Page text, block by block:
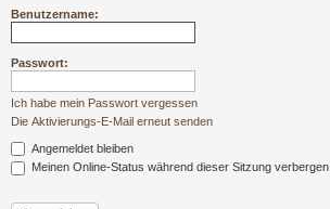
Benutzername:
Passwort:
Ich habe mein Passwort vergessen
Die Aktivierungs-E-Mail erneut senden
Angemeldet bleiben
Meinen Online-Status während dieser Sitzung verbergen